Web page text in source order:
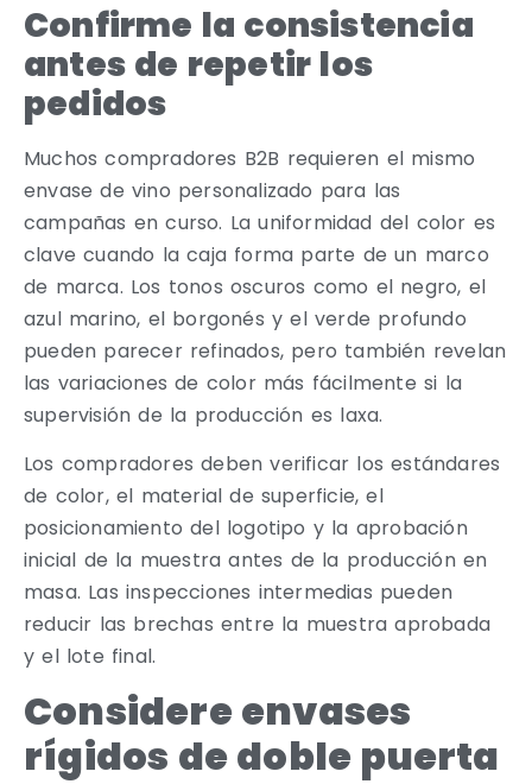
Confirme la consistencia
antes de repetir los
pedidos
Muchos compradores B2B requieren el mismo
envase de vino personalizado para las
campañas en curso. La uniformidad del color es
clave cuando la caja forma parte de un marco
de marca. Los tonos oscuros como el negro, el
azul marino, el borgonés y el verde profundo
pueden parecer refinados, pero también revelan
las variaciones de color más fácilmente si la
supervisión de la producción es laxa.
Los compradores deben verificar los estándares
de color, el material de superficie, el
posicionamiento del logotipo y la aprobación
inicial de la muestra antes de la producción en
masa. Las inspecciones intermedias pueden
reducir las brechas entre la muestra aprobada
y el lote final.
Considere envases
rígidos de doble puerta